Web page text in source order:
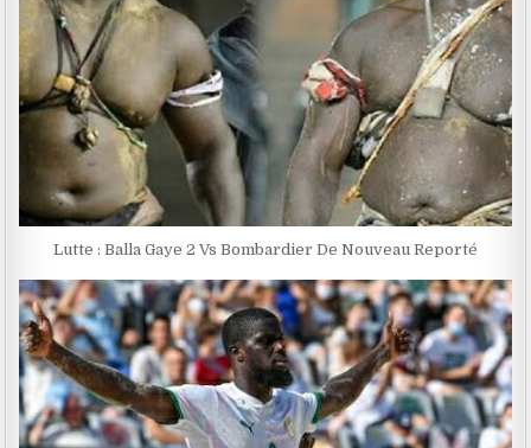
Lutte : Balla Gaye 2 Vs Bombardier De Nouveau Reporté